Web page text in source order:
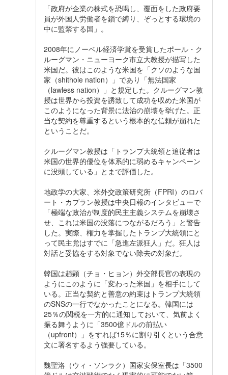
「政府が企業の株式を恐喝し、覆面をした政府要
員が外国人労働者を鎖で縛り、ぞっとする環境の
中に監禁する国」。
2008年にノーベル経済学賞を受賞したポール・ク
ルーグマン・ニューヨーク市立大教授が描写した
米国だ。彼はこのような米国を「クソのような国
家（shithole nation）」であり「無法国家
（lawless nation）」と規定した。クルーグマン教
授は世界から投資を誘致して成功を収めた米国が
このようになった背景に法治の崩壊を挙げた。正
当な契約を尊重するという根本的な信頼が崩れた
ということだ。
クルーグマン教授は「トランプ大統領と追従者は
米国の世界的優位を体系的に弱めるキャンペーン
に没頭している」とまで評価した。
地政学の大家、米外交政策研究所（FPRI）のロバ
ート・カプラン教授は中央日報のインタビューで
「極端な政治が制度的民主主義システムを崩壊さ
せ、これは米国の没落につながるだろう」と警告
した。実際、権力を掌握したトランプ大統領にと
って民主党はすでに「急進左派狂人」だ。狂人は
対話と妥協をする対象でない除去の対象だ。
韓国は趙顕（チョ・ヒョン）外交部長官の表現の
ようにこのように「変わった米国」を相手にして
いる。正当な契約と善意の約束はトランプ大統領
のSNSの一行でなかったことになる。韓国には
25％の関税を一方的に通知しておいて、気前よく
振る舞うように「3500億ドルの前払い
（upfront）」をすれば15％に割り引くという合意
文に署名するよう強要している。
魏聖洛（ウィ・ソンラク）国家安保室長は「3500